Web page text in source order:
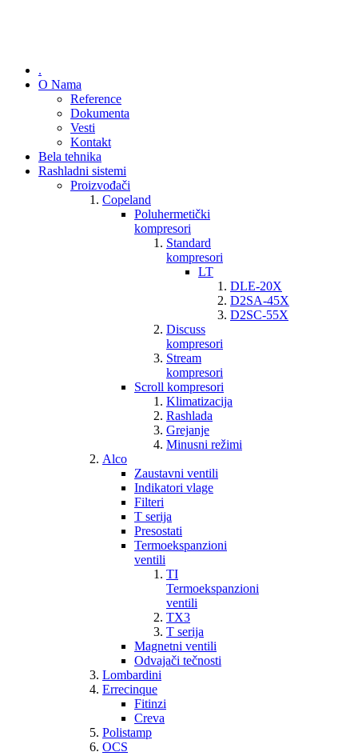
.
O Nama
Reference
Dokumenta
Vesti
Kontakt
Bela tehnika
Rashladni sistemi
Proizvođači
Copeland
Poluhermetički
kompresori
Standard
kompresori
LT
DLE-20X
D2SA-45X
D2SC-55X
Discuss
kompresori
Stream
kompresori
Scroll kompresori
Klimatizacija
Rashlada
Grejanje
Minusni režimi
Alco
Zaustavni ventili
Indikatori vlage
Filteri
T serija
Presostati
Termoekspanzioni
ventili
TI
Termoekspanzioni
ventili
TX3
T serija
Magnetni ventili
Odvajači tečnosti
Lombardini
Errecinque
Fitinzi
Creva
Polistamp
OCS